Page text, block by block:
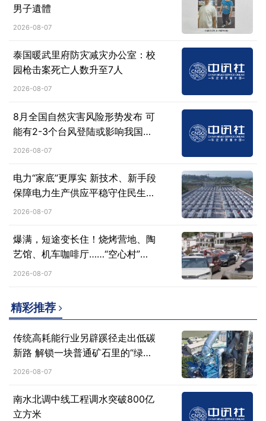
男子遺體
2026-08-07
泰国暖武里府防灾减灾办公室：校
园枪击案死亡人数升至7人
2026-08-07
8月全国自然灾害风险形势发布 可
能有2-3个台风登陆或影响我国沿
海地区
2026-08-07
电力“家底”更厚实 新技术、新手段
保障电力生产供应平稳守住民生用
电底线
2026-08-07
爆满，短途变长住！烧烤营地、陶
艺馆、机车咖啡厅……“空心村”蝶
变焕发新活力
2026-08-07
精彩推荐
传统高耗能行业另辟蹊径走出低碳
新路 解锁一块普通矿石里的“绿色
密码”
2026-08-07
南水北调中线工程调水突破800亿
立方米